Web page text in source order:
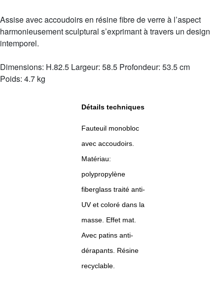
Assise avec accoudoirs en résine fibre de verre à l’aspect
harmonieusement sculptural s’exprimant à travers un design
intemporel.
Dimensions: H.82.5 Largeur: 58.5 Profondeur: 53.5 cm
Poids: 4.7 kg
Détails techniques
Fauteuil monobloc
avec accoudoirs.
Matériau:
polypropylène
fiberglass traité anti-
UV et coloré dans la
masse. Effet mat.
Avec patins anti-
dérapants. Résine
recyclable.